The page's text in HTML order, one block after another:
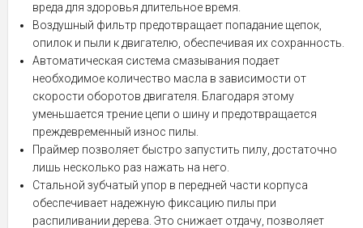
вреда для здоровья длительное время.
Воздушный фильтр предотвращает попадание щепок,
опилок и пыли к двигателю, обеспечивая их сохранность.
Автоматическая система смазывания подает
необходимое количество масла в зависимости от
скорости оборотов двигателя. Благодаря этому
уменьшается трение цепи о шину и предотвращается
преждевременный износ пилы.
Праймер позволяет быстро запустить пилу, достаточно
лишь несколько раз нажать на него.
Стальной зубчатый упор в передней части корпуса
обеспечивает надежную фиксацию пилы при
распиливании дерева. Это снижает отдачу, позволяет